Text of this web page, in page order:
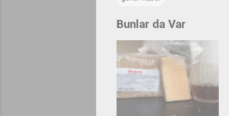
Bunlar da Var